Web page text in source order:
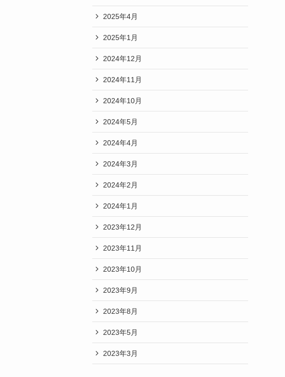
2025年4月
2025年1月
2024年12月
2024年11月
2024年10月
2024年5月
2024年4月
2024年3月
2024年2月
2024年1月
2023年12月
2023年11月
2023年10月
2023年9月
2023年8月
2023年5月
2023年3月